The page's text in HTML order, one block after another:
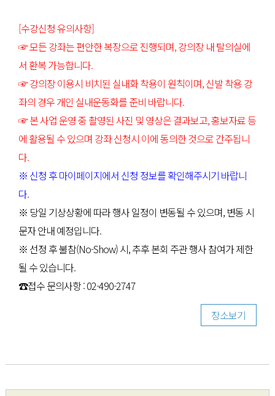
[수강신청 유의사항]
☞ 모든 강좌는 편안한 복장으로 진행되며, 강의장 내 탈의실에
서 환복 가능합니다.
☞ 강의장 이용시 비치된 실내화 착용이 원칙이며, 신발 착용 강
좌의 경우 개인 실내운동화를 준비 바랍니다.
☞ 본 사업 운영 중 촬영된 사진 및 영상은 결과보고, 홍보자료 등
에 활용될 수 있으며 강좌 신청시 이에 동의한 것으로 간주됩니
다.
※ 신청 후 마이페이지에서 신청 정보를 확인해주시기 바랍니
다.
※ 당일 기상상황에 따라 행사 일정이 변동될 수 있으며, 변동 시
문자 안내 예정입니다.
※ 선정 후 불참(No-Show) 시, 추후 본회 주관 행사 참여가 제한
될 수 있습니다.
☎접수 문의사항 : 02-490-2747
장소보기